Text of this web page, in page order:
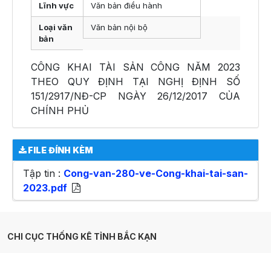
Lĩnh vực Văn bản điều hành
Loại văn
bản
Văn bản nội bộ
CÔNG KHAI TÀI SẢN CÔNG NĂM 2023
THEO QUY ĐỊNH TẠI NGHỊ ĐỊNH SỐ
151/2917/NĐ-CP NGÀY 26/12/2017 CỦA
CHÍNH PHỦ
FILE ĐÍNH KÈM
Tập tin : Cong-van-280-ve-Cong-khai-tai-san-
2023.pdf
CHI CỤC THỐNG KÊ TỈNH BẮC KẠN